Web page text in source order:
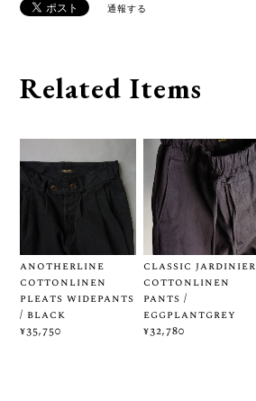
通報する
Related Items
anotherline
cottonlinen
pleats widepants
/ black
¥35,750
classic jardinier
cottonlinen
pants /
eggplantgrey
¥32,780